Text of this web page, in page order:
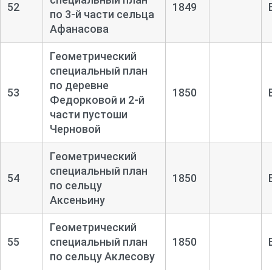
52
по 3-й части сельца
Афанасова
1849
53
Геометрический
специальный план
по деревне
Федорковой и 2-й
части пустоши
Черновой
1850
54
Геометрический
специальный план
по сельцу
Аксеньину
1850
55
Геометрический
специальный план
по сельцу Аклесову
1850